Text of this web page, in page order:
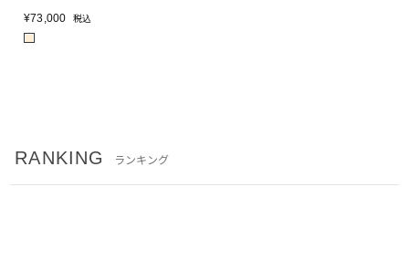
¥73,000 税込
■
RANKING ランキング